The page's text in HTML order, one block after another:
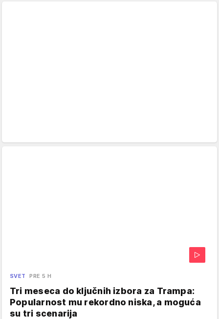
SVET PRE 5 H
Tri meseca do ključnih izbora za Trampa:
Popularnost mu rekordno niska, a moguća
su tri scenarija